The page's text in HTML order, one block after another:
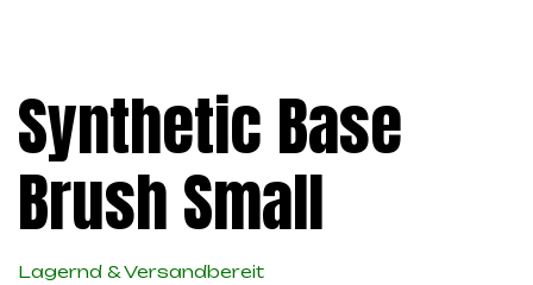
Synthetic Base
Brush Small
Lagernd & Versandbereit